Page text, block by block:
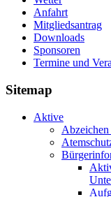
Anfahrt
Mitgliedsantrag
Downloads
Sponsoren
Termine und
Sitemap
Aktive